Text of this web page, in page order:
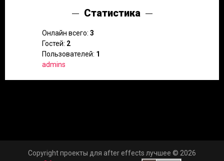
Статистика
Онлайн всего: 3
Гостей: 2
Пользователей: 1
admins
Copyright проекты для after effects лучшее © 2026